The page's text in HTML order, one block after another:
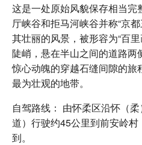
这是一处原始风貌保存相当完
厅峡谷和拒马河峡谷并称“京
其壮丽的风景，被形容为“百
陡峭，悬在半山之间的道路两
惊心动魄的穿越石缝间隙的
最为壮观的地带。
自驾路线： 由怀柔区沿怀（
道）行驶约45公里到前安岭
到。